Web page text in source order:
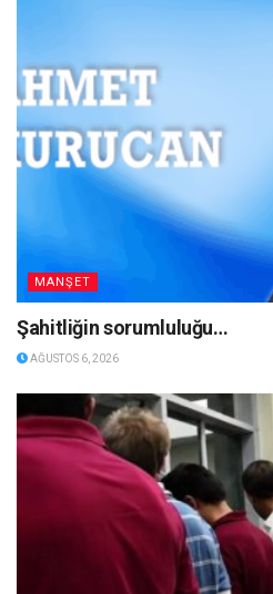
MANŞET
Şahitliğin sorumluluğu…
AĞUSTOS 6, 2026